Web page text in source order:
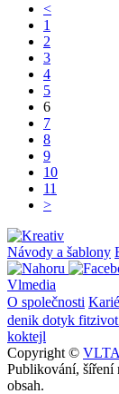
<
1
2
3
4
5
6
7
8
9
10
11
>
Návody a šablony
Vlmedia
O společnosti
denik dotyk fitzivot
koktejl
Copyright ©
Publikování, šíření
obsah.